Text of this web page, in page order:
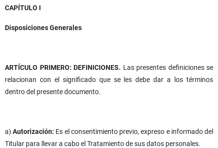
CAPÍTULO I
Disposiciones Generales
ARTÍCULO PRIMERO: DEFINICIONES. Las presentes definiciones se
relacionan con el significado que se les debe dar a los términos
dentro del presente documento.
a)Autorización: Es el consentimiento previo, expreso e informado del
Titular para llevar a cabo el Tratamiento de sus datos personales.